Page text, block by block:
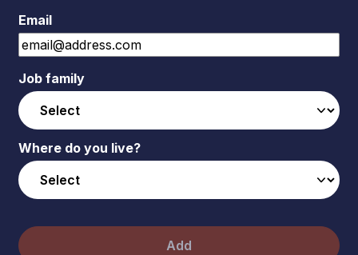
Email
Job family
Where do you live?
Add